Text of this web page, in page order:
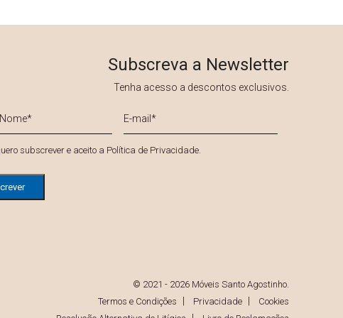
Subscreva a Newsletter
Tenha acesso a descontos exclusivos.
mail
*
subscrever e aceito a Política de Privacidade.
© 2021 - 2026 Móveis Santo Agostinho.
Termos e Condições
Privacidade
Cookies